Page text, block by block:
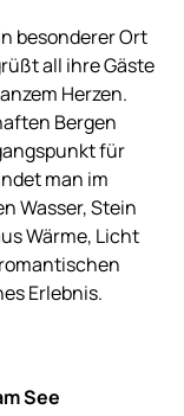
besonderer Ort
all ihre Gäste
Herzen.
Bergen
für
man im
Wasser, Stein
Wärme, Licht
Erlebnis.
See